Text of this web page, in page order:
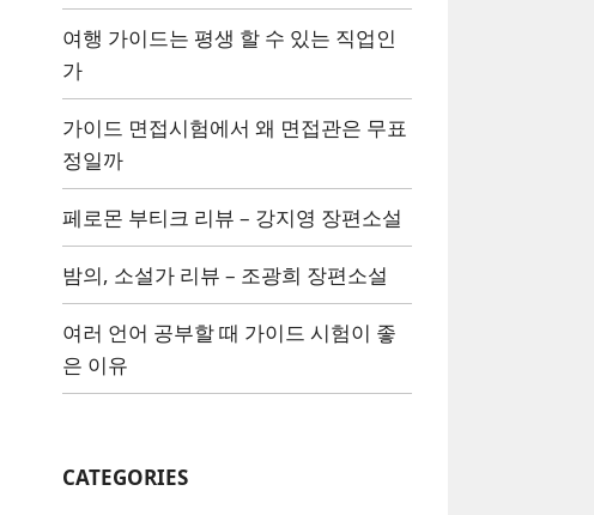
여행 가이드는 평생 할 수 있는 직업인
가
가이드 면접시험에서 왜 면접관은 무표
정일까
페로몬 부티크 리뷰 – 강지영 장편소설
밤의, 소설가 리뷰 – 조광희 장편소설
여러 언어 공부할 때 가이드 시험이 좋
은 이유
CATEGORIES